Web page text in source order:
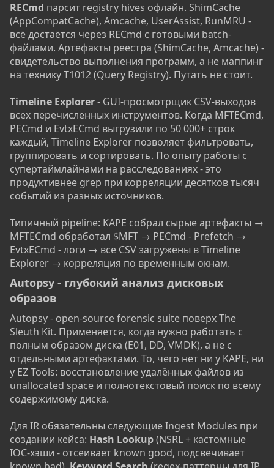
RECmd парсит registry hives офлайн. ShimCache
(AppCompatCache), Amcache, UserAssist, RunMRU -
всё достаётся через RECmd с готовыми batch-
файлами. Артефакты реестра (ShimCache, Amcache) -
свидетельство выполнения программ, а не маппинг
на технику T1012 (Query Registry). Путать не стоит.
Timeline Explorer- GUI-просмотрщик CSV-выходов
всех перечисленных инструментов. Когда MFTECmd,
PECmd и EvtxECmd выгрузили по 50 000+ строк
каждый, Timeline Explorer позволяет фильтровать,
группировать и сортировать. По опыту работы с
супертаймлайнами на расследованиях - это
продуктивнее grep при корреляции десятков тысяч
событий из разных источников.
Типичный pipeline: KAPE собрал сырые артефакты →
MFTECmd обработал $MFT → PECmd - Prefetch →
EvtxECmd - логи → все CSV загружены в Timeline
Explorer → корреляция по временным окнам.
Autopsy - глубокий анализ дисковых
образов​
Autopsy - open-source forensic suite поверх The
Sleuth Kit. Применяется, когда нужно работать с
полным образом диска (E01, DD, VMDK), а не с
отдельными артефактами. То, чего нет ни у KAPE, ни
у EZ Tools: восстановление удалённых файлов из
unallocated space и полнотекстовый поиск по всему
содержимому диска.
Для IR обязательны следующие Ingest Modules при
создании кейса: Hash Lookup(NSRL + кастомные
IOC-хэши - отсеивает known good, подсвечивает